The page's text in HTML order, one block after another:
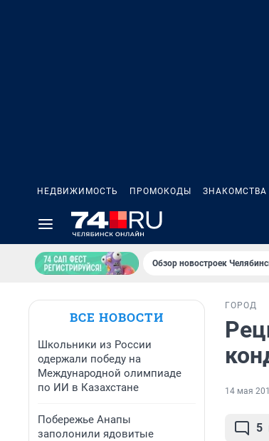
НЕДВИЖИМОСТЬ ПРОМОКОДЫ ЗНАКОМСТВА
Обзор новостроек
ВСЕ НОВОСТИ
Школьники из России
одержали победу на
Международной олимпиаде
по ИИ в Казахстане
Побережье Анапы
заполонили ядовитые
ГОРОД
14 мая
5